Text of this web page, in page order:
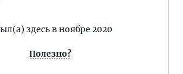
здесь в ноябре 2020
Полезно?